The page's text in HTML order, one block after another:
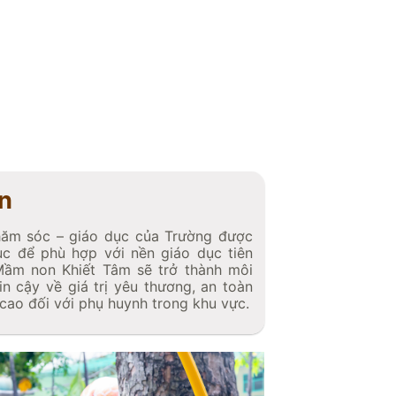
sóc – giáo dục của Trường được
để phù hợp với nền giáo dục tiên
non Khiết Tâm sẽ trở thành môi
cậy về giá trị yêu thương, an toàn
đối với phụ huynh trong khu vực.